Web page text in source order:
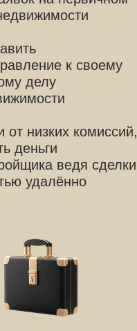
к своему
делу
от низких комиссий,
деньги
ведя сделки
удалённо